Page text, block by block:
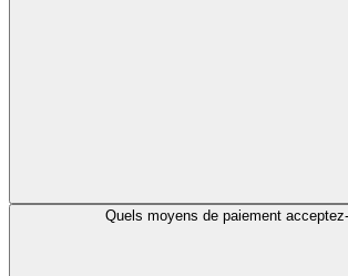
Quels moyens de paiement